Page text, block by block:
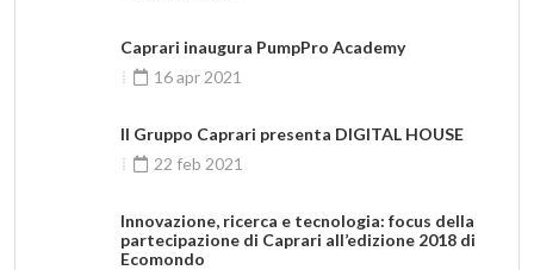
Caprari inaugura PumpPro Academy
16 apr 2021
Il Gruppo Caprari presenta DIGITAL HOUSE
22 feb 2021
Innovazione, ricerca e tecnologia: focus della
partecipazione di Caprari all’edizione 2018 di
Ecomondo